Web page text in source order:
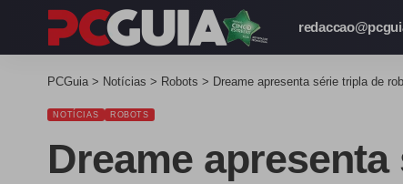
PCGuia > Notícias > Robots > Dreame apresenta série tripla de
NOTÍCIAS ROBOTS
Dreame